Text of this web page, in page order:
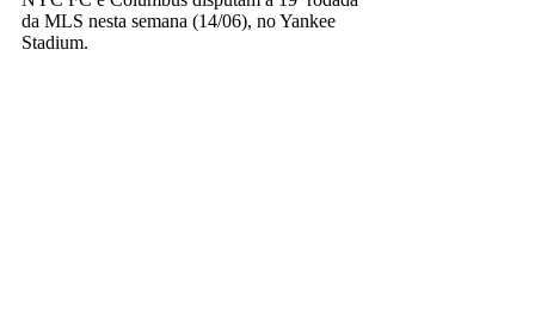
da MLS nesta semana (14/06), no Yankee
Stadium.